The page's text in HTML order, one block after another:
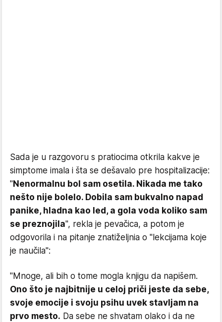
Sada je u razgovoru s pratiocima otkrila kakve je
simptome imala i šta se dešavalo pre hospitalizacije:
"Nenormalnu bol sam osetila. Nikada me tako
nešto nije bolelo. Dobila sam bukvalno napad
panike, hladna kao led, a gola voda koliko sam
se preznojila", rekla je pevačica, a potom je
odgovorila i na pitanje znatiželjnia o "lekcijama koje
je naučila":
"Mnoge, ali bih o tome mogla knjigu da napišem.
Ono što je najbitnije u celoj priči jeste da sebe,
svoje emocije i svoju psihu uvek stavljam na
prvo mesto. Da sebe ne shvatam olako i da ne